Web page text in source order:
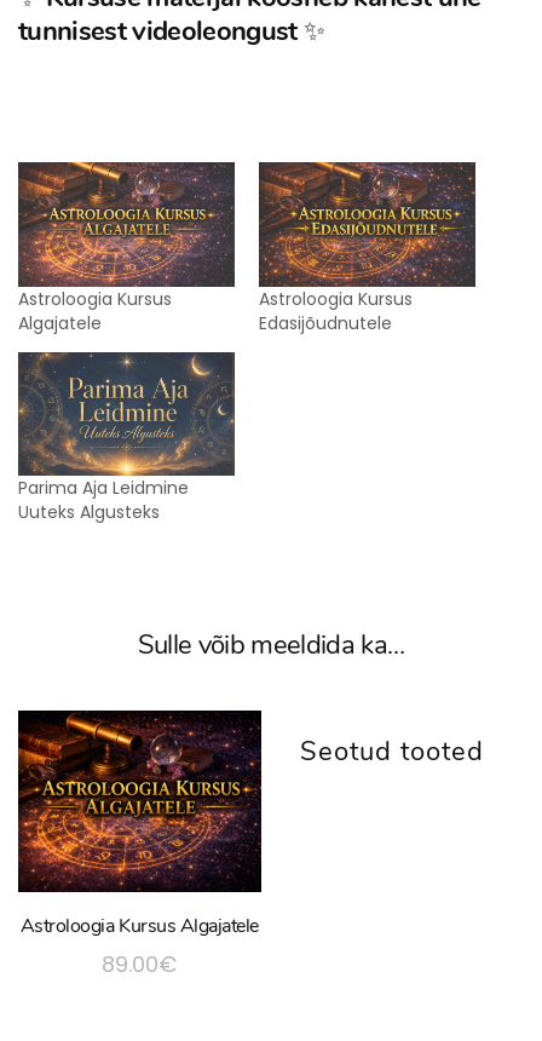
tunnisest videoleongust✨
Astroloogia Kursus
Algajatele
Astroloogia Kursus
Edasijõudnutele
Parima Aja Leidmine
Uuteks Algusteks
Sulle võib meeldida ka…
Astroloogia Kursus Algajatele
89.00€
Seotud tooted